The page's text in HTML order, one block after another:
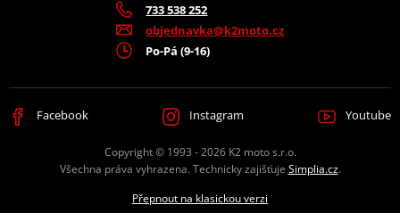
733 538 252
objednavka@k2moto.cz
Po-Pá (9-16)
Facebook Instagram Youtube
Copyright © 1993 - 2026 K2 moto s.r.o.
Všechna práva vyhrazena. Technicky zajišťuje Simplia.cz.
Přepnout na klasickou verzi